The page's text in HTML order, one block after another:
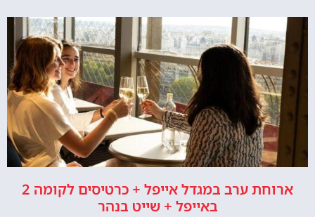
ארוחת ערב במגדל אייפל + כרטיסים לקומה 2
באייפל + שייט בנהר